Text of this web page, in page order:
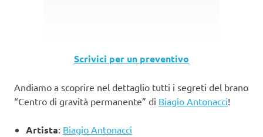
Scrivici per un preventivo
Andiamo a scoprire nel dettaglio tutti i segreti del brano
“Centro di gravità permanente” di Biagio Antonacci!
Artista: Biagio Antonacci